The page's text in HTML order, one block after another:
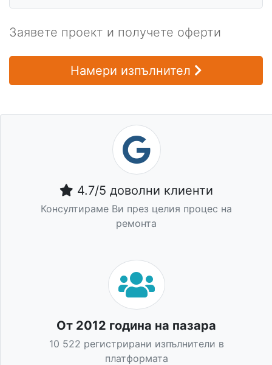
Заявете проект и получете оферти
Намери изпълнител
4.7/5 доволни клиенти
Консултираме Ви през целия процес на
ремонта
От 2012 година на пазара
10 522 регистрирани изпълнители в
платформата